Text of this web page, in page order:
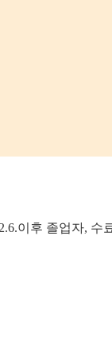
이후 졸업자, 수